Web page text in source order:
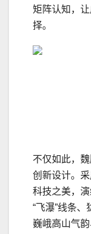
矩阵认知，
择。
不仅如此，
创新设计。
科技之美，
“飞瀑”线条
巍峨高山气